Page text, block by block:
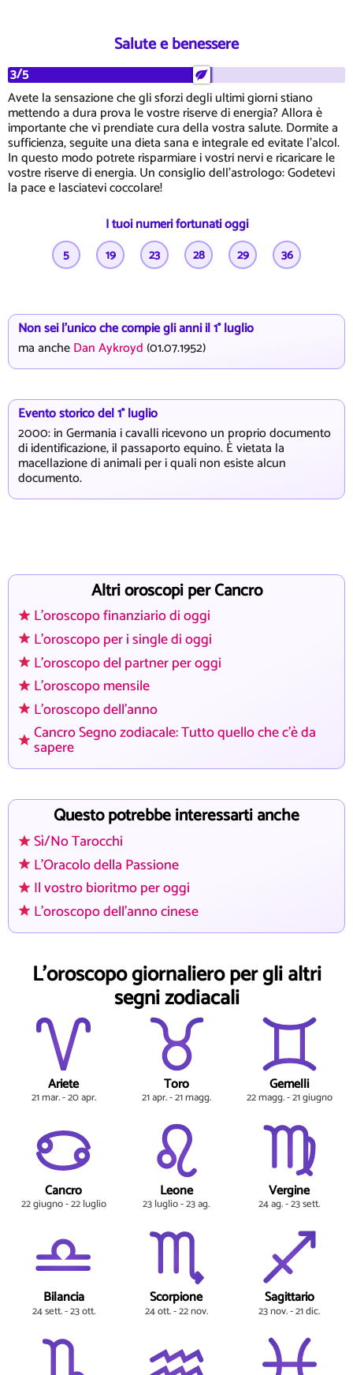
Salute e benessere
3/5
Avete la sensazione che gli sforzi degli ultimi giorni stiano
mettendo a dura prova le vostre riserve di energia? Allora è
importante che vi prendiate cura della vostra salute. Dormite a
sufficienza, seguite una dieta sana e integrale ed evitate l'alcol.
In questo modo potrete risparmiare i vostri nervi e ricaricare le
vostre riserve di energia. Un consiglio dell'astrologo: Godetevi
la pace e lasciatevi coccolare!
I tuoi numeri fortunati oggi
5 19 23 28 29 36
Non sei l'unico che compie gli anni il 1° luglio
ma ancheDan Aykroyd(01.07.1952)
Evento storico del 1° luglio
2000: in Germania i cavalli ricevono un proprio documento
di identificazione, il passaporto equino. È vietata la
macellazione di animali per i quali non esiste alcun
documento.
Altri oroscopi per Cancro
L'oroscopo finanziario di oggi
L'oroscopo per i single di oggi
L'oroscopo del partner per oggi
L'oroscopo mensile
L'oroscopo dell'anno
Cancro Segno zodiacale: Tutto quello che c'è da
sapere
Questo potrebbe interessarti anche
Sì/No Tarocchi
L'Oracolo della Passione
Il vostro bioritmo per oggi
L'oroscopo dell'anno cinese
L'oroscopo giornaliero per gli altri
segni zodiacali
Ariete
21 mar. - 20 apr.
Toro
21 apr. - 21 magg.
Gemelli
22 magg. - 21 giugno
Cancro
22 giugno - 22 luglio
Leone
23 luglio - 23 ag.
Vergine
24 ag. - 23 sett.
Bilancia
24 sett. - 23 ott.
Scorpione
24 ott. - 22 nov.
Sagittario
23 nov. - 21 dic.